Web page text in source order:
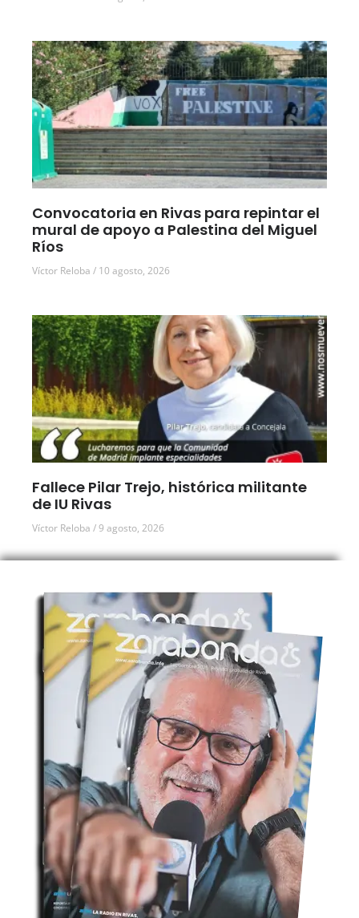
Convocatoria en Rivas para repintar el
mural de apoyo a Palestina del Miguel
Ríos
Víctor Reloba 10 agosto, 2026
Fallece Pilar Trejo, histórica militante
de IU Rivas
Víctor Reloba 9 agosto, 2026